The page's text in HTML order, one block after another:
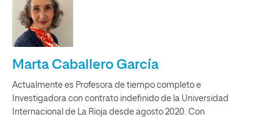
Marta Caballero García
Actualmente es Profesora de tiempo completo e
Investigadora con contrato indefinido de la Universidad
Internacional de La Rioja desde agosto 2020. Con